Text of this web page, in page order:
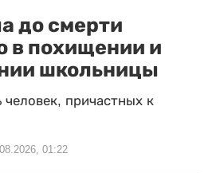
до смерти
в похищении и
школьницы
причастных к
01:22